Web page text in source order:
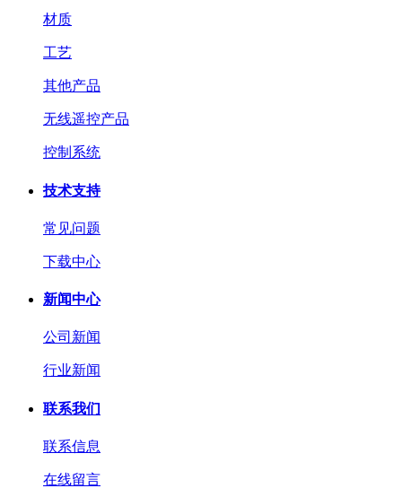
材质
工艺
其他产品
无线遥控产品
控制系统
技术支持
常见问题
下载中心
新闻中心
公司新闻
行业新闻
联系我们
联系信息
在线留言